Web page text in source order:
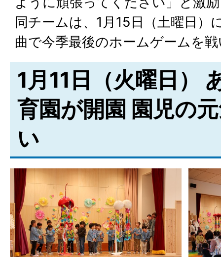
同チームは、1月15日（土曜日）
曲で今季最後のホームゲームを
1月11日（火曜日）
育園が開園 園児の
い